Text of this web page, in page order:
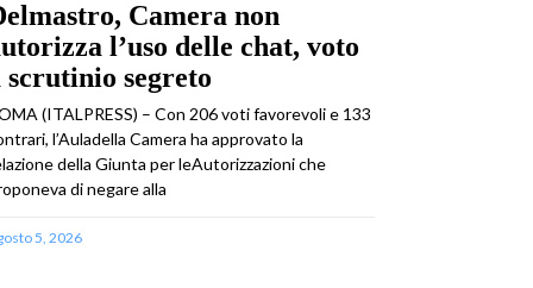
Camera non
l’uso delle chat, voto
scrutinio segreto
(ITALPRESS) – Con 206 voti favorevoli e 133
l’Auladella Camera ha approvato la
della Giunta per leAutorizzazioni che
di negare alla
5, 2026